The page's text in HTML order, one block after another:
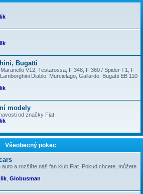
Bugatti
V12, Testarossa, F 348, F 360 / Spider F1, F
Diablo, Murcielago, Gallardo. Bugatti EB 110
modely
od značky Fiat
Všeobecný pokec
a rozšiřte náš fan klub Fiat. Pokud chcete, můžete
, Globusman